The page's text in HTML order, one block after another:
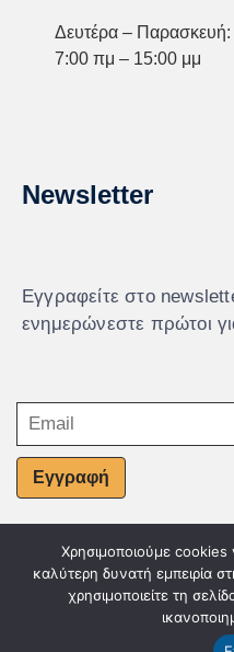
Δευτέρα – Παρασκευή:
7:00 πμ – 15:00 μμ
Newsletter
Εγγραφείτε στο
ενημερώνεστε πρώτοι
Εγγραφή
© Powered
Χρησιμοποιούμε
καλύτερη δυνατή εμπειρία
χρησιμοποιείτε τη